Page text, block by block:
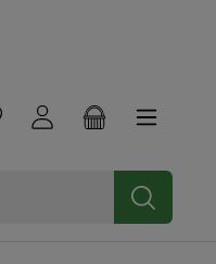
Vous avez 0 articles dans votre
Le panier